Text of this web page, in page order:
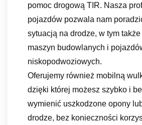
pomoc drogową TIR. Nasza
pojazdów pozwala nam
sytuacją na drodze, w tym
maszyn budowlanych i
niskopodwoziowych.
Oferujemy również mobilną
dzięki której możesz szybko i
wymienić uszkodzone opony
drodze, bez konieczności